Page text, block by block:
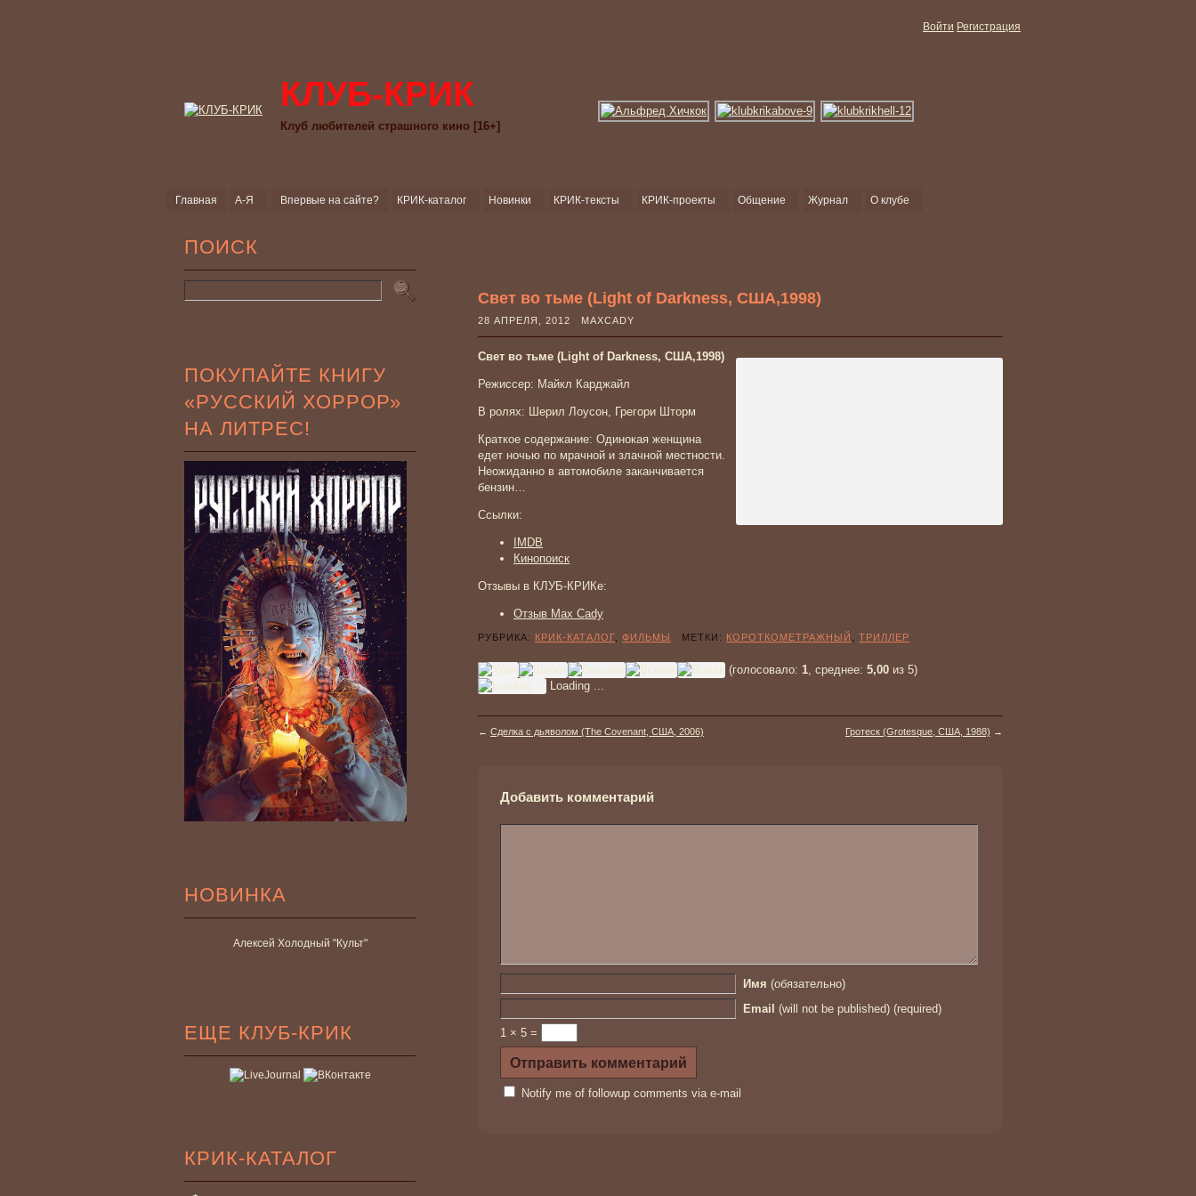
Войти Регистрация
КЛУБ-КРИК
Клуб любителей страшного кино [16+]
Главная А-Я Впервые на сайте? КРИК-каталог Новинки КРИК-тексты КРИК-проекты Общение Журнал О клубе
ПОИСК
ПОКУПАЙТЕ КНИГУ
«РУССКИЙ ХОРРОР»
НА ЛИТРЕС!
НОВИНКА
Алексей Холодный "Культ"
ЕЩЕ КЛУБ-КРИК
КРИК-КАТАЛОГ
Свет во тьме (Light of Darkness, США,1998)
28 АПРЕЛЯ, 2012 MAXCADY
Свет во тьме (Light of Darkness, США,1998)
Режиссер: Майкл Карджайл
В ролях: Шерил Лоусон, Грегори Шторм
Краткое содержание: Одинокая женщина
едет ночью по мрачной и злачной местности.
Неожиданно в автомобиле заканчивается
бензин…
Ссылки:
IMDB
Кинопоиск
Отзывы в КЛУБ-КРИКе:
Отзыв Max Cady
РУБРИКА: КРИК-КАТАЛОГ ФИЛЬМЫ МЕТКИ: КОРОТКОМЕТРАЖНЫЙ ТРИЛЛЕР
(голосовало: 1, среднее: 5,00 из 5)
Loading ...
← Сделка с дьяволом (The Covenant, США, 2006) Гротеск (Grotesque, США, 1988) →
Добавить комментарий
Имя (обязательно)
Email (will not be published) (required)
1 × 5 =
Notify me of followup comments via e-mail